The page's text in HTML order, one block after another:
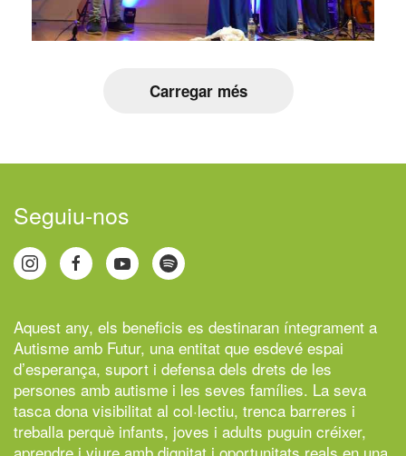
Carregar més
Seguiu-nos
Aquest any, els beneficis es destinaran íntegrament a
Autisme amb Futur, una entitat que esdevé espai
d’esperança, suport i defensa dels drets de les
persones amb autisme i les seves famílies. La seva
tasca dona visibilitat al col·lectiu, trenca barreres i
treballa perquè infants, joves i adults puguin créixer,